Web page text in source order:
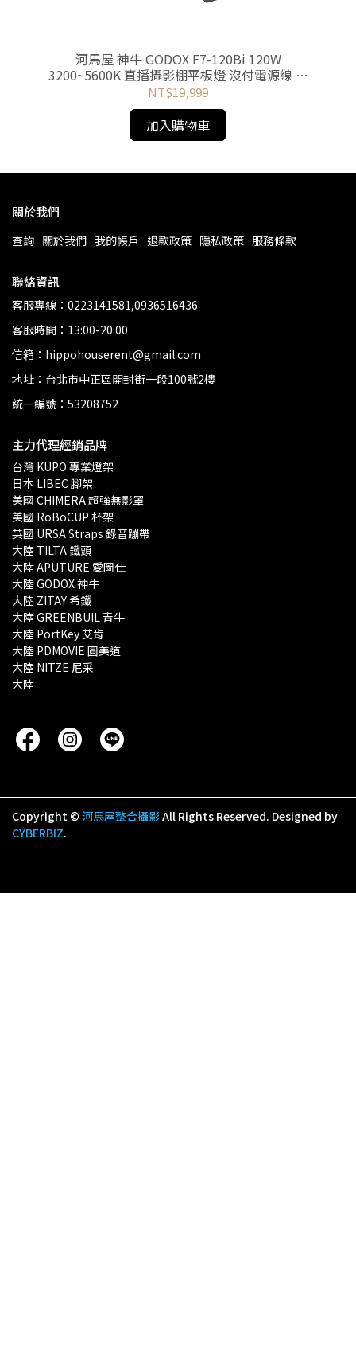
河馬屋 神牛 GODOX F7-120Bi 120W
3200~5600K 直播攝影棚平板燈 沒付電源線 規
劃工程用
NT$19,999
加入購物車
關於我們
查詢 關於我們 我的帳戶 退款政策 隱私政策 服務條款
聯絡資訊
客服專線：0223141581,0936516436
客服時間：13:00-20:00
信箱：hippohouserent@gmail.com
地址：台北市中正區開封街一段100號2樓
統一編號：53208752
主力代理經銷品牌
台灣 KUPO 專業燈架
日本 LIBEC 腳架
美國 CHIMERA 超強無影罩
美國 RoBoCUP 杯架
英國 URSA Straps 錄音蹦帶
大陸 TILTA 鐵頭
大陸 APUTURE 愛圖仕
大陸 GODOX 神牛
大陸 ZITAY 希鐵
大陸 GREENBUIL 青牛
大陸 PortKey 艾肯
大陸 PDMOVIE 圓美道
大陸 NITZE 尼采
大陸
Copyright © 河馬屋整合攝影All Rights Reserved. Designed by
CYBERBIZ.